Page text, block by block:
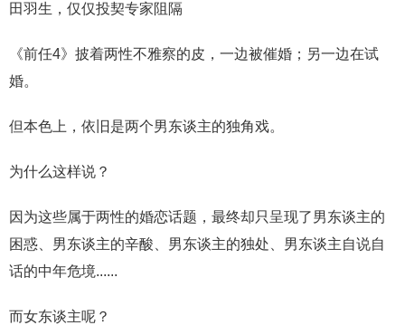
田羽生，仅仅投契专家阻隔
《前任4》披着两性不雅察的皮，一边被催婚；另一边在试
婚。
但本色上，依旧是两个男东谈主的独角戏。
为什么这样说？
因为这些属于两性的婚恋话题，最终却只呈现了男东谈主的
困惑、男东谈主的辛酸、男东谈主的独处、男东谈主自说自
话的中年危境......
而女东谈主呢？